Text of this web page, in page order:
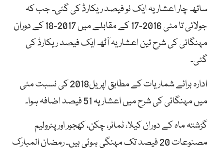
ساتھ چار اعشاریہ ایک نو فیصد ریکارڈ کی گئی۔ جب کہ
جولائی تا مئی 2016-17 کے مقابلے میں 2017-18 کے دوران
مہنگائی کی شرح تین اعشاریہ آٹھ ایک فیصد ریکارڈ کی
گئی۔
ادارہ برائے شماریات کے مطابق اپریل2018 کی نسبت مئی
میں مہنگائی کی شرح میں اعشاریہ 51 فیصد اضافہ ہوا۔
گزشتہ ماہ کے دوران کیلا، ٹماٹر، چکن، کھجور اور پٹرولیم
مصنوعات 20 فیصد تک مہنگی ہوئی ہیں۔ رمضان المبارک